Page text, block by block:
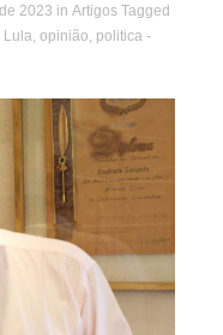
de
2023 in Artigos Tagged
Lula, opinião, politica -